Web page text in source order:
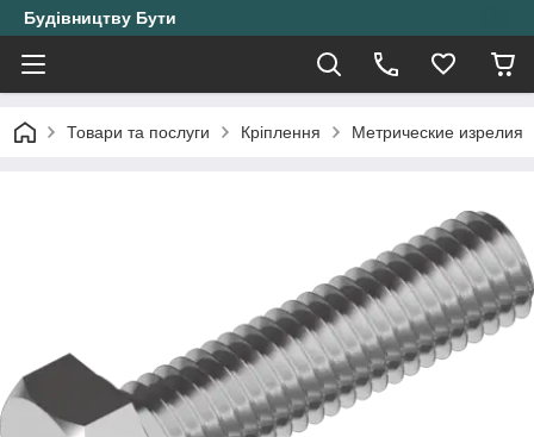
Будівництву Бути
Товари та послуги Кріплення Метрические изрелия